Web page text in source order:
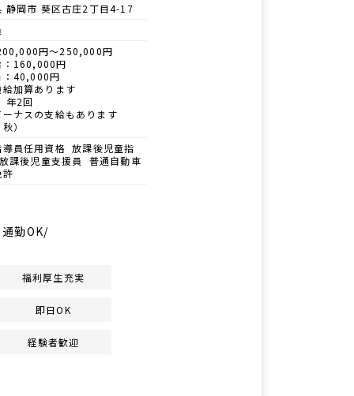
静岡市 葵区古庄2丁目4-17
円～250,000円
：160,000円
：40,000円
加算あります
年2回
ーナスの支給もあります
）
導員任用資格 放課後児童指
課後児童支援員 普通自動車
許
勤OK/
福利厚生充実
即日OK
経験者歓迎